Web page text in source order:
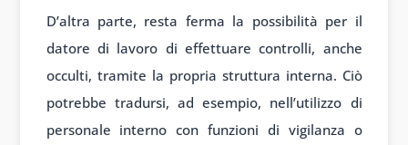
D’altra parte, resta ferma la possibilità per il
datore di lavoro di effettuare controlli, anche
occulti, tramite la propria struttura interna. Ciò
potrebbe tradursi, ad esempio, nell’utilizzo di
personale interno con funzioni di vigilanza o